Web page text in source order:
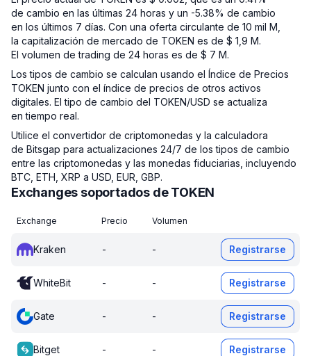
de cambio en las últimas 24 horas y un -5.38% de cambio
en los últimos 7 días. Con una oferta circulante de 10 mil M,
la capitalización de mercado de TOKEN es de $ 1,9 M.
El volumen de trading de 24 horas es de $ 7 M.
Los tipos de cambio se calculan usando el Índice de Precios
TOKEN junto con el índice de precios de otros activos
digitales. El tipo de cambio del TOKEN/USD se actualiza
en tiempo real.
Utilice el convertidor de criptomonedas y la calculadora
de Bitsgap para actualizaciones 24/7 de los tipos de cambio
entre las criptomonedas y las monedas fiduciarias, incluyendo
BTC, ETH, XRP a USD, EUR, GBP.
Exchanges soportados de TOKEN
Exchange Precio Volumen
Kraken - - Registrarse
WhiteBit - - Registrarse
Gate - - Registrarse
Bitget - - Registrarse